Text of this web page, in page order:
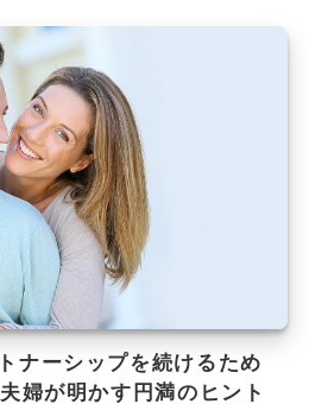
ナーシップを続けるため
婦が明かす円満のヒント